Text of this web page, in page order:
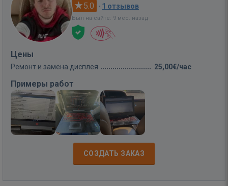
5.0 · 1 отзывов
Был на сайте: 9 мес. назад
Цены
Ремонт и замена дисплея 25,00€/час
Примеры работ
СОЗДАТЬ ЗАКАЗ